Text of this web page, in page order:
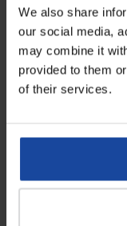
We also share
our social media,
may combine it
provided to them
of their services.
Hauteur
Diamètre roues
Epaisseur